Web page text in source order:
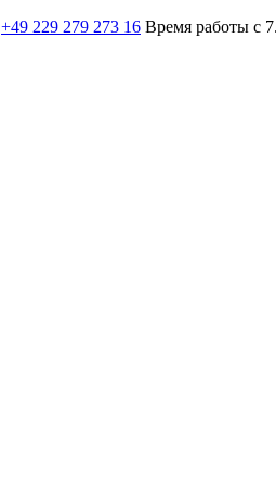
+49 229 279 273 16 Время работы с